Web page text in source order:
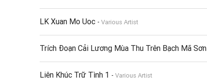
LK Xuan Mo Uoc - Various Artist
Trích Đoạn Cải Lương Mùa Thu Trên Bạch Mã Sơn
Liên Khúc Trữ Tình 1 - Various Artist